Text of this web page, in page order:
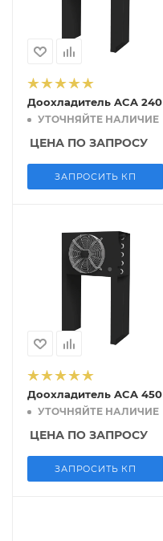
Доохладитель ACA 240
УТОЧНЯЙТЕ НАЛИЧИЕ
ЦЕНА ПО ЗАПРОСУ
ЗАПРОСИТЬ КП
Доохладитель ACA 450
УТОЧНЯЙТЕ НАЛИЧИЕ
ЦЕНА ПО ЗАПРОСУ
ЗАПРОСИТЬ КП